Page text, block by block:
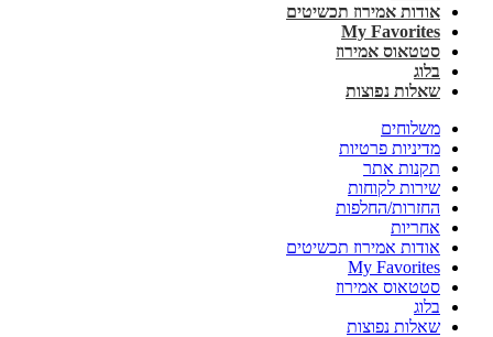
אודות אמירוז תכשיטים
My Favorites
סטטאוס אמירוז
בלוג
שאלות נפוצות
משלוחים
מדיניות פרטיות
תקנות אתר
שירות לקוחות
החזרות/החלפות
אחריות
אודות אמירוז תכשיטים
My Favorites
סטטאוס אמירוז
בלוג
שאלות נפוצות